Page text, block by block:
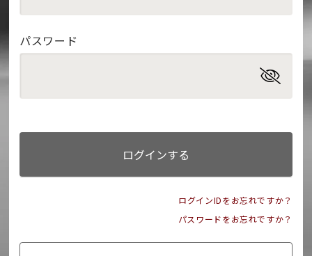
パスワード
ログインする
ログインIDをお忘れですか？
パスワードをお忘れですか？